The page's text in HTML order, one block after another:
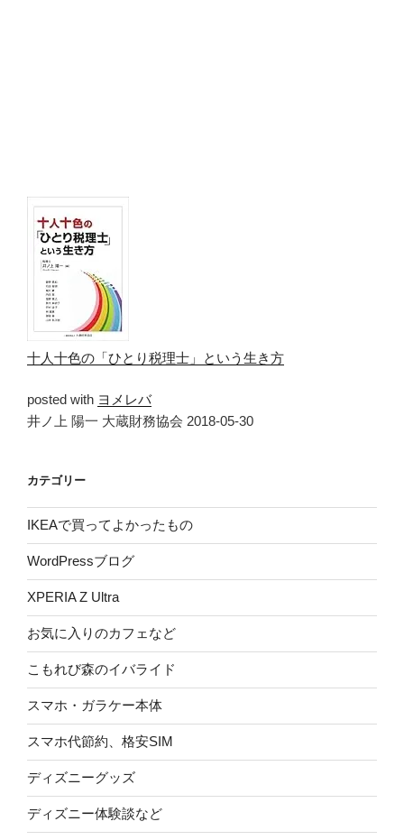
十人十色の「ひとり税理士」という生き方
posted with ヨメレバ
井ノ上 陽一 大蔵財務協会 2018-05-30
カテゴリー
IKEAで買ってよかったもの
WordPressブログ
XPERIA Z Ultra
お気に入りのカフェなど
こもれび森のイバライド
スマホ・ガラケー本体
スマホ代節約、格安SIM
ディズニーグッズ
ディズニー体験談など